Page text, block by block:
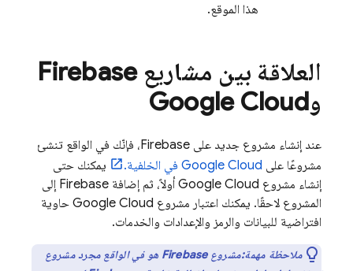
هذا الموقع.
العلاقة بين مشاريع Firebase
وGoogle Cloud
عند إنشاء مشروع جديد على Firebase، فإنّك في الواقع تنشئ
مشروعًا على Google Cloud في الخلفية.
يمكنك حتى
إنشاء مشروع Google Cloud
أولاً، ثم إضافة Firebase إلى
المشروع لاحقًا. يمكنك اعتبار مشروع Google Cloud حاوية
افتراضية للبيانات والرمز والإعدادات والخدمات.
ملاحظة مهمة:مشروع Firebase هو في الواقع مجرد مشروع